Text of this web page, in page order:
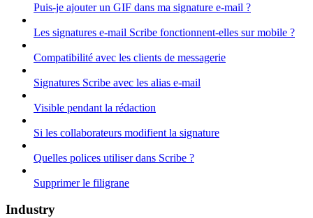
Puis-je ajouter un GIF dans ma signature e-mail ?
Les signatures e-mail Scribe fonctionnent-elles sur mobile ?
Compatibilité avec les clients de messagerie
Signatures Scribe avec les alias e-mail
Visible pendant la rédaction
Si les collaborateurs modifient la signature
Quelles polices utiliser dans Scribe ?
Supprimer le filigrane
Industry